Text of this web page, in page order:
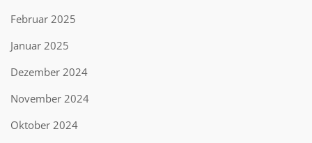
Februar 2025
Januar 2025
Dezember 2024
November 2024
Oktober 2024